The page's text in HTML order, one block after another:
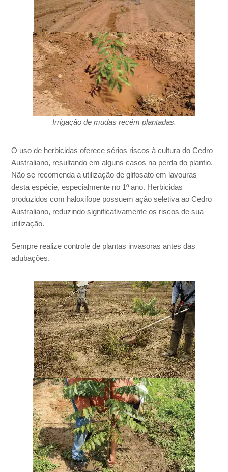
Irrigação de mudas recém plantadas.
O uso de herbicidas oferece sérios riscos à cultura do Cedro
Australiano, resultando em alguns casos na perda do plantio.
Não se recomenda a utilização de glifosato em lavouras
desta espécie, especialmente no 1º ano. Herbicidas
produzidos com haloxifope possuem ação seletiva ao Cedro
Australiano, reduzindo significativamente os riscos de sua
utilização.
Sempre realize controle de plantas invasoras antes das
adubações.